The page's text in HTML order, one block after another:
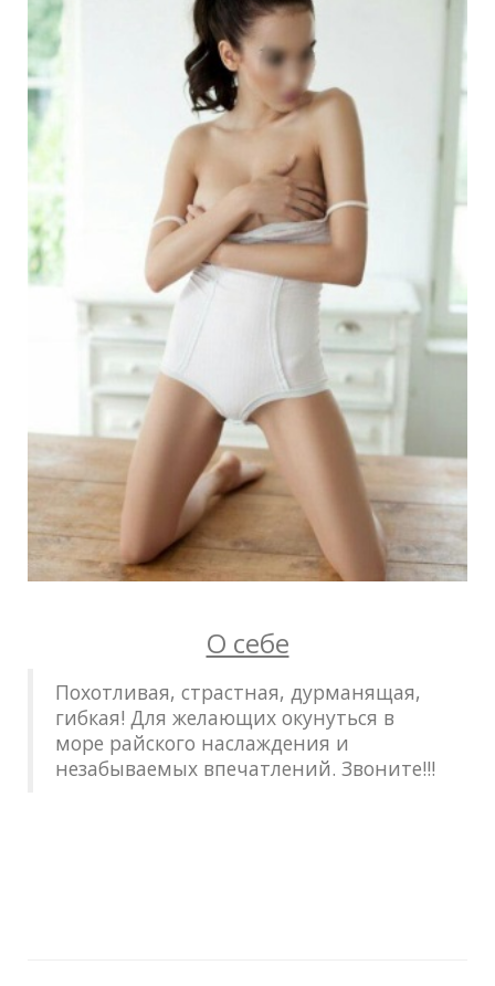
О себе
Похотливая, страстная, дурманящая,
гибкая! Для желающих окунуться в
море райского наслаждения и
незабываемых впечатлений. Звоните!!!